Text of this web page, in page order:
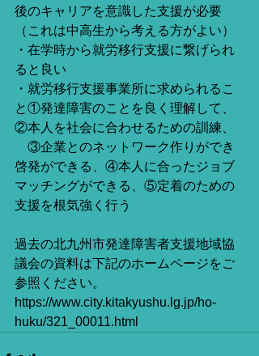
後のキャリアを意識した支援が必要
（これは中高生から考える方がよい）
・在学時から就労移行支援に繋げられ
ると良い
・就労移行支援事業所に求められるこ
と①発達障害のことを良く理解して、
②本人を社会に合わせるための訓練、
③企業とのネットワーク作りができ
啓発ができる、④本人に合ったジョブ
マッチングができる、⑤定着のための
支援を根気強く行う
過去の北九州市発達障害者支援地域協
議会の資料は下記のホームページをご
参照ください。
https://www.city.kitakyushu.lg.jp/ho-
huku/321_00011.html